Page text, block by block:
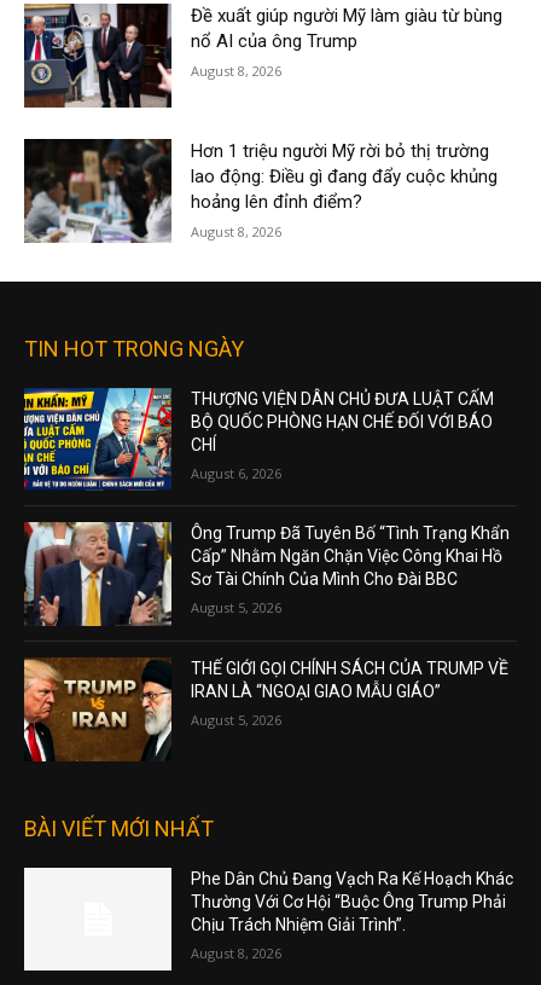
Đề xuất giúp người Mỹ làm giàu từ bùng
nổ AI của ông Trump
August 8, 2026
Hơn 1 triệu người Mỹ rời bỏ thị trường
lao động: Điều gì đang đẩy cuộc khủng
hoảng lên đỉnh điểm?
August 8, 2026
TIN HOT TRONG NGÀY
THƯỢNG VIỆN DÂN CHỦ ĐƯA LUẬT CẤM
BỘ QUỐC PHÒNG HẠN CHẾ ĐỐI VỚI BÁO
CHÍ
August 6, 2026
Ông Trump Đã Tuyên Bố “Tình Trạng Khẩn
Cấp” Nhằm Ngăn Chặn Việc Công Khai Hồ
Sơ Tài Chính Của Mình Cho Đài BBC
August 5, 2026
THẾ GIỚI GỌI CHÍNH SÁCH CỦA TRUMP VỀ
IRAN LÀ “NGOẠI GIAO MẪU GIÁO”
August 5, 2026
BÀI VIẾT MỚI NHẤT
Phe Dân Chủ Đang Vạch Ra Kế Hoạch Khác
Thường Với Cơ Hội “Buộc Ông Trump Phải
Chịu Trách Nhiệm Giải Trình”.
August 8, 2026